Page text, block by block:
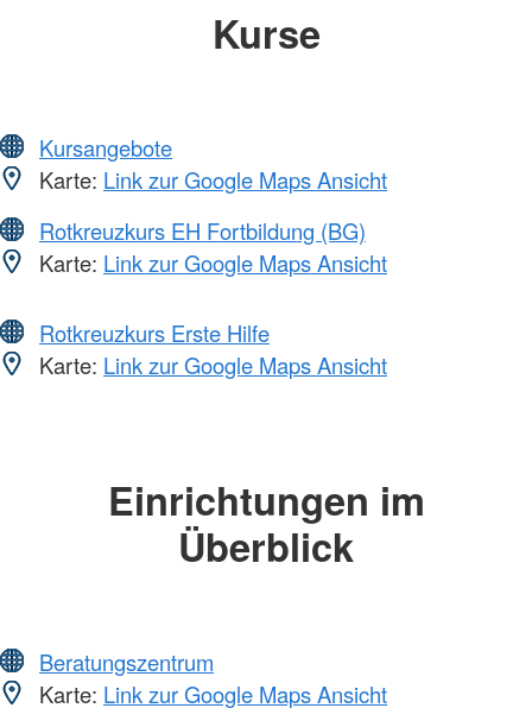
Kurse
Kursangebote
Karte: Link zur Google Maps Ansicht
Rotkreuzkurs EH Fortbildung (BG)
Karte: Link zur Google Maps Ansicht
Rotkreuzkurs Erste Hilfe
Karte: Link zur Google Maps Ansicht
Einrichtungen im
Überblick
Beratungszentrum
Karte: Link zur Google Maps Ansicht